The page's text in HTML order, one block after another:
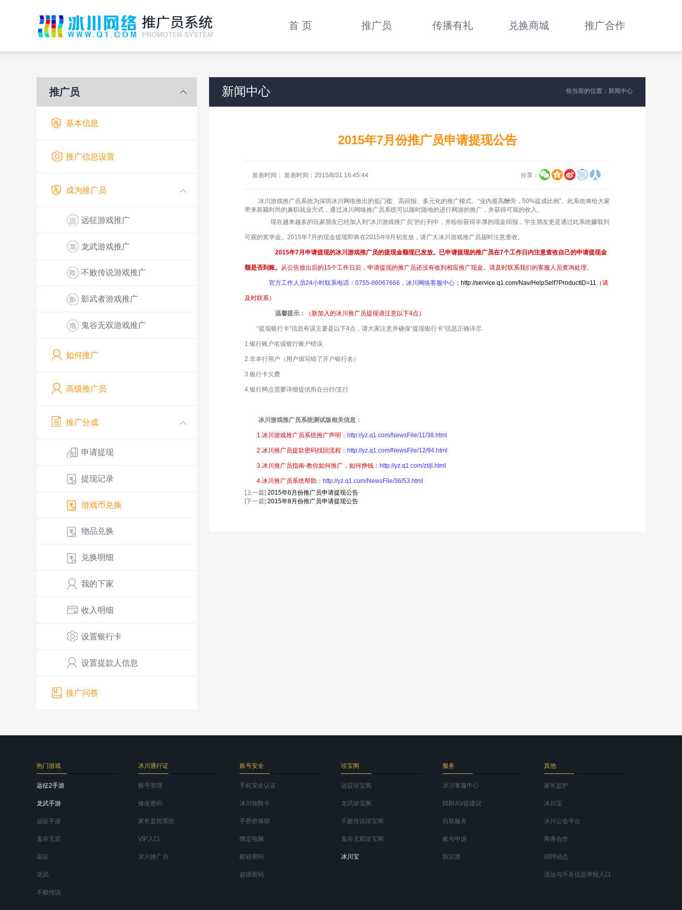
首 页 推广员 传播有礼 兑换商城 推广合作
推广员
基本信息
推广信息设置
成为推广员
远征游戏推广
龙武游戏推广
不败传说游戏推广
影武者游戏推广
鬼谷无双游戏推广
如何推广
高级推广员
推广分成
申请提现
提现记录
游戏币兑换
物品兑换
兑换明细
我的下家
收入明细
设置银行卡
设置提款人信息
推广问答
你当前的位置：新闻中心
新闻中心
2015年7月份推广员申请提现公告
发表时间： 发表时间：2015/8/31 16:45:44 分享：
冰川游戏推广员系统为深圳冰川网络推出的低门槛、高回报、多元化的推广模式。“业内最高酬劳，50%提成比例”。此系统将给大家
带来新颖时尚的兼职就业方式，通过冰川网络推广员系统可以随时随地的进行网游的推广，并获得可观的收入。
现在越来越多的玩家朋友已经加入到“冰川游戏推广员”的行列中，并纷纷获得丰厚的现金回报，学生朋友更是通过此系统赚取到
可观的奖学金。2015年7月的现金提现即将在2015年9月初发放，请广大冰川游戏推广员届时注意查收。
2015年7月申请提现的冰川游戏推广员的提现金额现已发放。已申请提现的推广员在7个工作日内注意查收自己的申请提现金
额是否到账。 从公告放出后的15个工作日后，申请提现的推广员还没有收到相应推广现金。请及时联系我们的客服人员查询处理。
官方工作人员24小时联系电话：0755-86067666，冰川网络客服中心： http://service.q1.com/Nav/HelpSelf?ProductID=11 （请
及时联系）
温馨提示： （新加入的冰川推广员提现请注意以下4点）
“提现银行卡”信息有误主要是以下4点，请大家注意并确保“提现银行卡”信息正确详尽
1.银行账户名或银行账户错误
2.非本行用户（用户填写错了开户银行名）
3.银行卡欠费
4.银行网点需要详细提供所在分行/支行
冰川游戏推广员系统测试版相关信息：
1.冰川游戏推广员系统推广声明： http://yz.q1.com/NewsFile/11/38.html
2.冰川推广员提款密码找回流程： http://yz.q1.com/NewsFile/12/94.html
3.冰川推广员指南-教你如何推广，如何挣钱： http://yz.q1.com/zt/jl.html
4.冰川推广员系统帮助： http://yz.q1.com/NewsFile/36/53.html
[上一篇] 2015年6月份推广员申请提现公告
[下一篇] 2015年8月份推广员申请提现公告
热门游戏
远征2手游
龙武手游
远征手游
鬼谷无双
远征
龙武
不败传说
冰川通行证
账号管理
修改密码
家长监控系统
VIP入口
冰川推广员
账号安全
手机安全认证
冰川矩阵卡
手势密保锁
绑定电脑
邮箱密码
超级密码
珍宝阁
远征珍宝阁
龙武珍宝阁
不败传说珍宝阁
鬼谷无双珍宝阁
冰川宝
服务
冰川客服中心
找BUG/提建议
自助服务
账号申诉
防沉迷
其他
家长监护
冰川宝
冰川公会平台
商务合作
招聘动态
违法与不良信息举报入口